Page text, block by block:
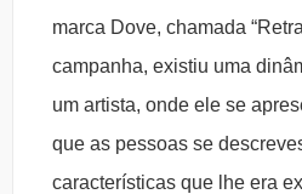
marca Dove, chamada
campanha, existiu uma
um artista, onde ele se
que as pessoas se
características que lhe era